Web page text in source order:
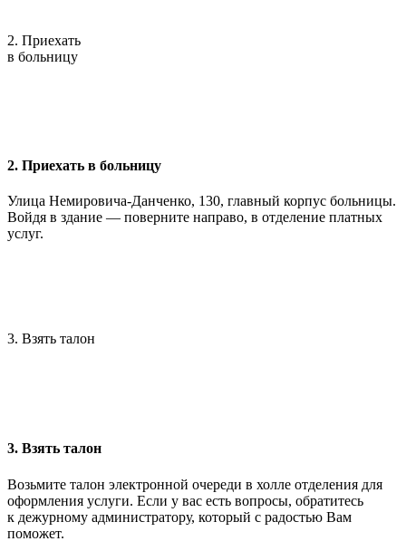
2. Приехать
в больницу
2. Приехать в больницу
Улица Немировича-Данченко, 130, главный корпус больницы.
Войдя в здание — поверните направо, в отделение платных
услуг.
3. Взять талон
3. Взять талон
Возьмите талон электронной очереди в холле отделения для
оформления услуги. Если у вас есть вопросы, обратитесь
к дежурному администратору, который с радостью Вам
поможет.